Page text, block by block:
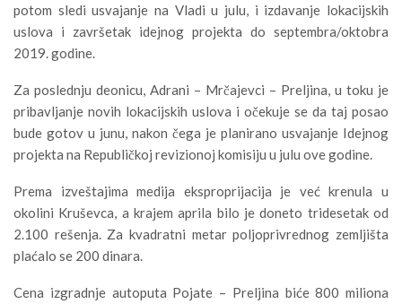
potom sledi usvajanje na Vladi u julu, i izdavanje lokacijskih
uslova i završetak idejnog projekta do septembra/oktobra
2019. godine.
Za poslednju deonicu, Adrani – Mrčajevci – Preljina, u toku je
pribavljanje novih lokacijskih uslova i očekuje se da taj posao
bude gotov u junu, nakon čega je planirano usvajanje Idejnog
projekta na Republičkoj revizionoj komisiju u julu ove godine.
Prema izveštajima medija eksproprijacija je već krenula u
okolini Kruševca, a krajem aprila bilo je doneto tridesetak od
2.100 rešenja. Za kvadratni metar poljoprivrednog zemljišta
plaćalo se 200 dinara.
Cena izgradnje autoputa Pojate – Preljina biće 800 miliona